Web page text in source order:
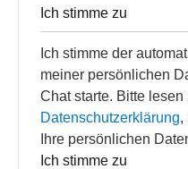
Ich stimme zu
Ich stimme der
meiner persönlichen
Chat starte. Bitte
Datenschutzerklärung,
Ihre persönlichen
Ich stimme zu